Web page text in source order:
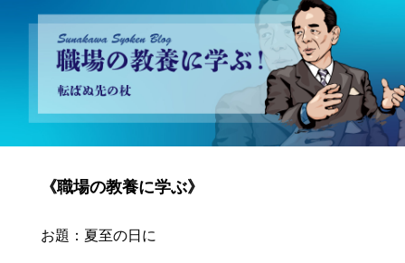
砂川昇建会長ブログ 職場の教養に学ぶ！～転ばぬ先の杖～
《職場の教養に学ぶ》
お題：夏至の日に